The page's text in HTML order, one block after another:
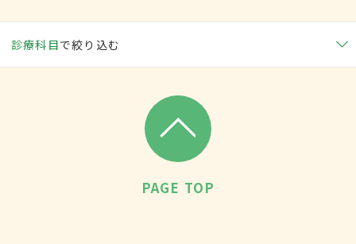
診療科目で絞り込む
PAGE TOP